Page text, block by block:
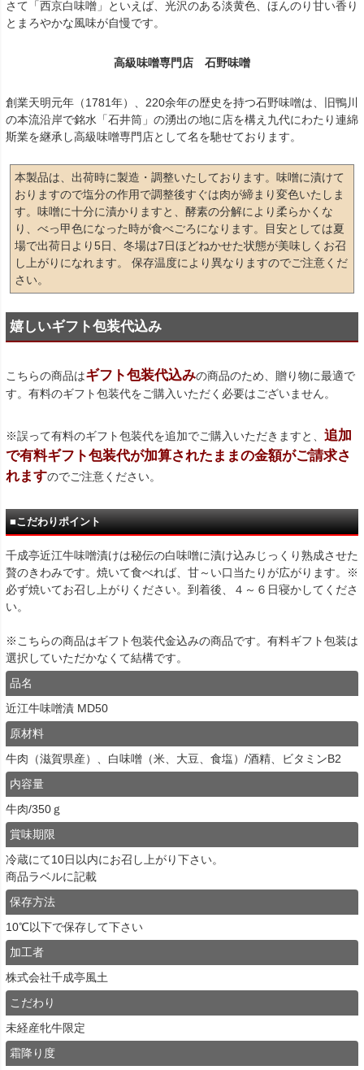
さて「西京白味噌」といえば、光沢のある淡黄色、ほんのり甘い香り
とまろやかな風味が自慢です。
高級味噌専門店 石野味噌
創業天明元年（1781年）、220余年の歴史を持つ石野味噌は、旧鴨川
の本流沿岸で銘水「石井筒」の湧出の地に店を構え九代にわたり連綿
斯業を継承し高級味噌専門店として名を馳せております。
本製品は、出荷時に製造・調整いたしております。味噌に漬けて
おりますので塩分の作用で調整後すぐは肉が締まり変色いたしま
す。味噌に十分に漬かりますと、酵素の分解により柔らかくな
り、べっ甲色になった時が食べごろになります。目安としては夏
場で出荷日より5日、冬場は7日ほどねかせた状態が美味しくお召
し上がりになれます。 保存温度により異なりますのでご注意くだ
さい。
嬉しいギフト包装代込み
こちらの商品はギフト包装代込みの商品のため、贈り物に最適で
す。有料のギフト包装代をご購入いただく必要はございません。
※誤って有料のギフト包装代を追加でご購入いただきますと、 追加
で有料ギフト包装代が加算されたままの金額がご請求さ
れますのでご注意ください。
■こだわりポイント
千成亭近江牛味噌漬けは秘伝の白味噌に漬け込みじっくり熟成させた
贅のきわみです。焼いて食べれば、甘～い口当たりが広がります。※
必ず焼いてお召し上がりください。到着後、４～６日寝かしてくださ
い。
※こちらの商品はギフト包装代金込みの商品です。有料ギフト包装は
選択していただかなくて結構です。
品名
近江牛味噌漬 MD50
原材料
牛肉（滋賀県産）、白味噌（米、大豆、食塩）/酒精、ビタミンB2
内容量
牛肉/350ｇ
賞味期限
冷蔵にて10日以内にお召し上がり下さい。
商品ラベルに記載
保存方法
10℃以下で保存して下さい
加工者
株式会社千成亭風土
こだわり
未経産牝牛限定
霜降り度